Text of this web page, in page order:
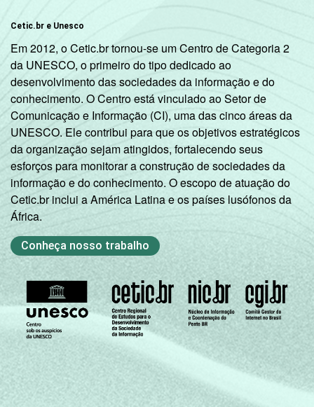
4Telecentro, biblioteca, entidade
comunitária, Correios, etc.
Cetic.br e Unesco
Em 2012, o Cetic.br tornou-se um Centro de Categoria 2
da UNESCO, o primeiro do tipo dedicado ao
desenvolvimento das sociedades da informação e do
conhecimento. O Centro está vinculado ao Setor de
Comunicação e Informação (CI), uma das cinco áreas da
UNESCO. Ele contribui para que os objetivos estratégicos
da organização sejam atingidos, fortalecendo seus
esforços para monitorar a construção de sociedades da
informação e do conhecimento. O escopo de atuação do
Cetic.br inclui a América Latina e os países lusófonos da
África.
Conheça nosso trabalho